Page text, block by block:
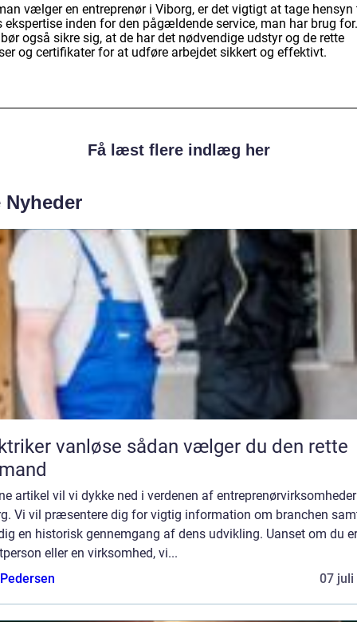
vælger en entreprenør i Viborg, er det vigtigt at tage hensyn
ekspertise inden for den pågældende service, man har brug for.
også sikre sig, at de har det nødvendige udstyr og de rette
og certifikater for at udføre arbejdet sikkert og effektivt.
Få læst flere indlæg her
Nyheder
vanløse sådan vælger du den rette
artikel vil vi dykke ned i verdenen af
Vi vil præsentere dig for vigtig information om branchen
en historisk gennemgang af dens udvikling. Uanset om du
eller en virksomhed, vi...
07 juli